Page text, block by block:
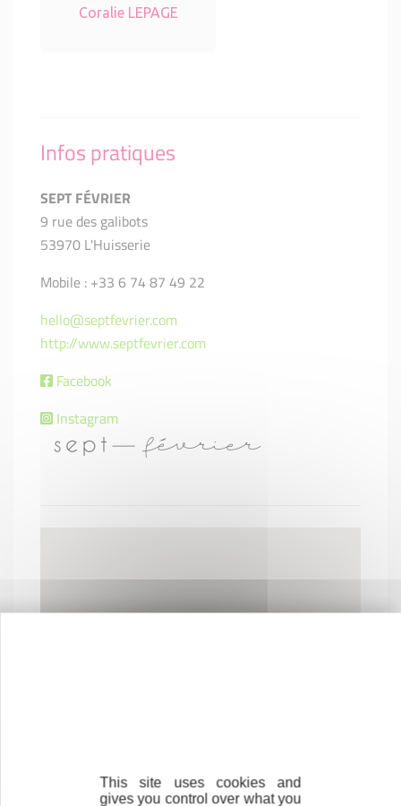
Coralie LEPAGE
Infos pratiques
SEPT FÉVRIER
9 rue des galibots
53970 L'Huisserie
Mobile : +33 6 74 87 49 22
hello@septfevrier.com
http://www.septfevrier.com
Facebook
Instagram
This site uses cookies and
gives you control over what you